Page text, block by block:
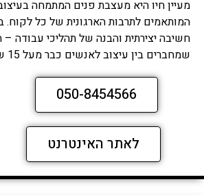
מעיין חיו היא מעצבת פנים המתמחה
המותאמים לתרבות הארגונית של כל לקוח.
חשיבה יצירתית והבנה של תהליכי עבודה –
שמחברים בין עיצוב לאנשים כבר מעל 15 שנה.
050-8454566
לאתר האינטרנט